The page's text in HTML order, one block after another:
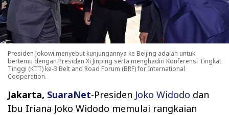
Presiden Jokowi menyebut kunjungannya ke Beijing adalah untuk
bertemu dengan Presiden Xi Jinping serta menghadiri Konferensi Tingkat
Tinggi (KTT) ke-3 Belt and Road Forum (BRF) for International
Cooperation.
Jakarta, SuaraNet-Presiden Joko Widodo dan
Ibu Iriana Joko Widodo memulai rangkaian